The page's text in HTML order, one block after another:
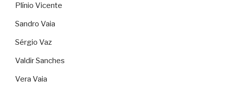
Plínio Vicente
Sandro Vaia
Sérgio Vaz
Valdir Sanches
Vera Vaia